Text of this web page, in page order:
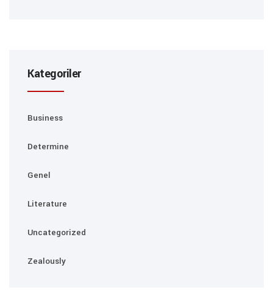
Kategoriler
Business
Determine
Genel
Literature
Uncategorized
Zealously